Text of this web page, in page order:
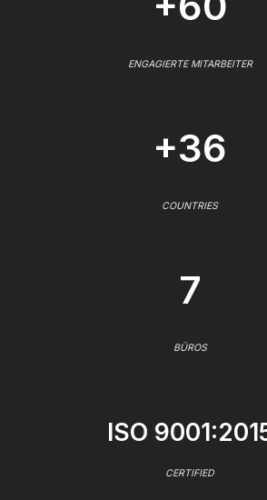
ENGAGIERTE MITARBEITER
+36
COUNTRIES
7
BÜROS
ISO
CERTIFIED